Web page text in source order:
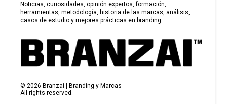
Noticias, curiosidades, opinión expertos, formación,
herramientas, metodología, historia de las marcas, análisis,
casos de estudio y mejores prácticas en branding.
© 2026 Branzai | Branding y Marcas
All rights reserved.